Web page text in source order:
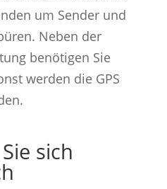
um Sender und
Neben der
benötigen Sie
werden die GPS
sich